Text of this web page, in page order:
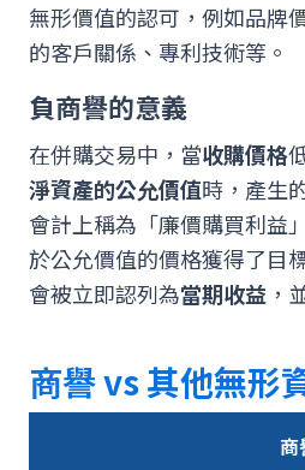
無形價值的認可，例如品牌
的客戶關係、專利技術等。
負商譽的意義
在併購交易中，當收購價格
淨資產的公允價值時，產生
會計上稱為「廉價購買利益
於公允價值的價格獲得了目
會被立即認列為當期收益 ，
商譽 vs 其他無形
商